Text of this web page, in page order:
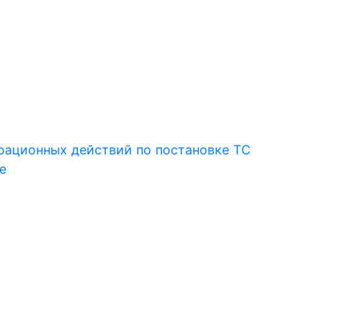
действий по постановке ТС